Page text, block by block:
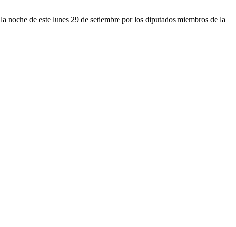
de este lunes 29 de setiembre por los diputados miembros de la